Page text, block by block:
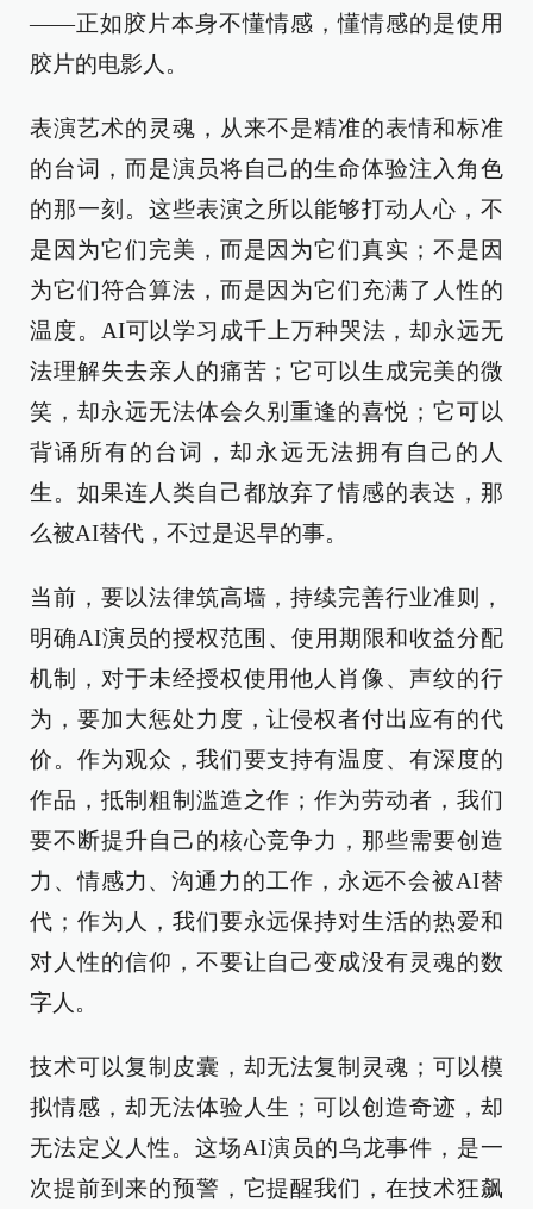
——正如胶片本身不懂情感，懂情感的是使用
胶片的电影人。
表演艺术的灵魂，从来不是精准的表情和标准
的台词，而是演员将自己的生命体验注入角色
的那一刻。这些表演之所以能够打动人心，不
是因为它们完美，而是因为它们真实；不是因
为它们符合算法，而是因为它们充满了人性的
温度。AI可以学习成千上万种哭法，却永远无
法理解失去亲人的痛苦；它可以生成完美的微
笑，却永远无法体会久别重逢的喜悦；它可以
背诵所有的台词，却永远无法拥有自己的人
生。如果连人类自己都放弃了情感的表达，那
么被AI替代，不过是迟早的事。
当前，要以法律筑高墙，持续完善行业准则，
明确AI演员的授权范围、使用期限和收益分配
机制，对于未经授权使用他人肖像、声纹的行
为，要加大惩处力度，让侵权者付出应有的代
价。作为观众，我们要支持有温度、有深度的
作品，抵制粗制滥造之作；作为劳动者，我们
要不断提升自己的核心竞争力，那些需要创造
力、情感力、沟通力的工作，永远不会被AI替
代；作为人，我们要永远保持对生活的热爱和
对人性的信仰，不要让自己变成没有灵魂的数
字人。
技术可以复制皮囊，却无法复制灵魂；可以模
拟情感，却无法体验人生；可以创造奇迹，却
无法定义人性。这场AI演员的乌龙事件，是一
次提前到来的预警，它提醒我们，在技术狂飙